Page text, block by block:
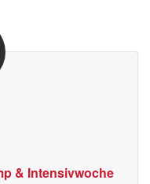
& Intensivwoche